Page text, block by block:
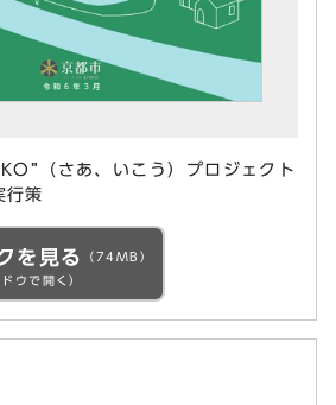
（さあ、いこう）プロジェクト
行策
を見る
（74MB）
ウで開く）